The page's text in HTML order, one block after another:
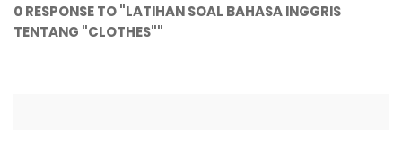
0 RESPONSE TO "LATIHAN SOAL BAHASA INGGRIS
TENTANG "CLOTHES""